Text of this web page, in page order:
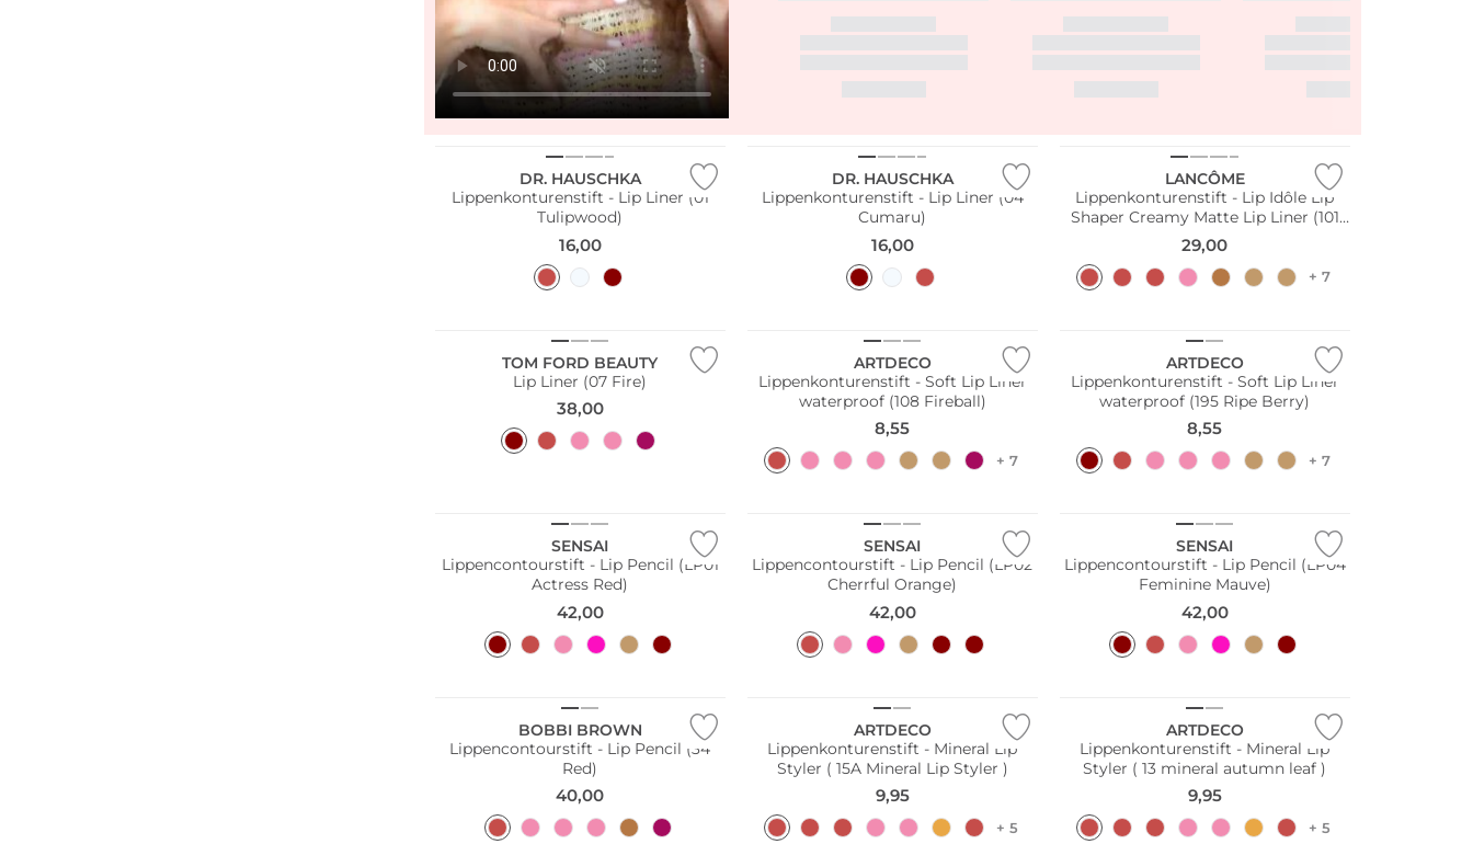
DR. HAUSCHKA
Lippenkonturenstift - Lip Liner (01
Tulipwood)
16,00
DR. HAUSCHKA
Lippenkonturenstift - Lip Liner (04
Cumaru)
16,00
LANCÔME
Lippenkonturenstift - Lip Idôle Lip
Shaper Creamy Matte Lip Liner (101
Spicy Cherry)
29,00
+ 7
TOM FORD BEAUTY
Lip Liner (07 Fire)
38,00
ARTDECO
Lippenkonturenstift - Soft Lip Liner
waterproof (108 Fireball)
8,55
+ 7
ARTDECO
Lippenkonturenstift - Soft Lip Liner
waterproof (195 Ripe Berry)
8,55
+ 7
SENSAI
Lippencontourstift - Lip Pencil (LP01
Actress Red)
42,00
SENSAI
Lippencontourstift - Lip Pencil (LP02
Cherrful Orange)
42,00
SENSAI
Lippencontourstift - Lip Pencil (LP04
Feminine Mauve)
42,00
BOBBI BROWN
Lippencontourstift - Lip Pencil (34
Red)
40,00
ARTDECO
Lippenkonturenstift - Mineral Lip
Styler ( 15A Mineral Lip Styler )
9,95
+ 5
ARTDECO
Lippenkonturenstift - Mineral Lip
Styler ( 13 mineral autumn leaf )
9,95
+ 5